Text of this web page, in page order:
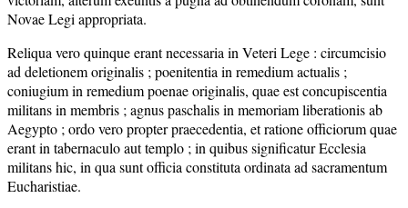
Novae Legi appropriata.
Reliqua vero quinque erant necessaria in Veteri Lege : circumcisio
ad deletionem originalis ; poenitentia in remedium actualis ;
coniugium in remedium poenae originalis, quae est concupiscentia
militans in membris ; agnus paschalis in memoriam liberationis ab
Aegypto ; ordo vero propter praecedentia, et ratione officiorum quae
erant in tabernaculo aut templo ; in quibus significatur Ecclesia
militans hic, in qua sunt officia constituta ordinata ad sacramentum
Eucharistiae.